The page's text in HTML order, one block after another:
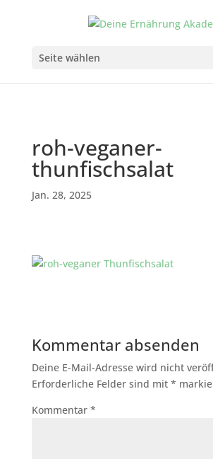
Seite wählen
roh-veganer-
thunfischsalat
Jan. 28, 2025
Kommentar absenden
Deine E-Mail-Adresse wird nicht
Erforderliche Felder sind mit *
Kommentar *